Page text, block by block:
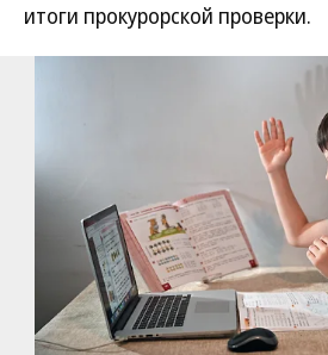
итоги прокурорской проверки.